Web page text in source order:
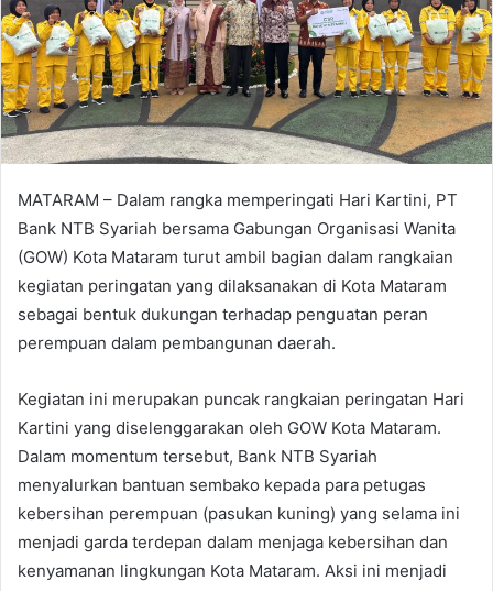
MATARAM – Dalam rangka memperingati Hari Kartini, PT
Bank NTB Syariah bersama Gabungan Organisasi Wanita
(GOW) Kota Mataram turut ambil bagian dalam rangkaian
kegiatan peringatan yang dilaksanakan di Kota Mataram
sebagai bentuk dukungan terhadap penguatan peran
perempuan dalam pembangunan daerah.
Kegiatan ini merupakan puncak rangkaian peringatan Hari
Kartini yang diselenggarakan oleh GOW Kota Mataram.
Dalam momentum tersebut, Bank NTB Syariah
menyalurkan bantuan sembako kepada para petugas
kebersihan perempuan (pasukan kuning) yang selama ini
menjadi garda terdepan dalam menjaga kebersihan dan
kenyamanan lingkungan Kota Mataram. Aksi ini menjadi